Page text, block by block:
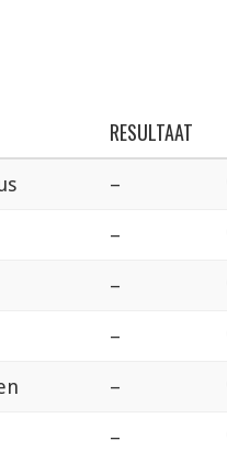
RESULTAAT
–
–
–
–
–
–